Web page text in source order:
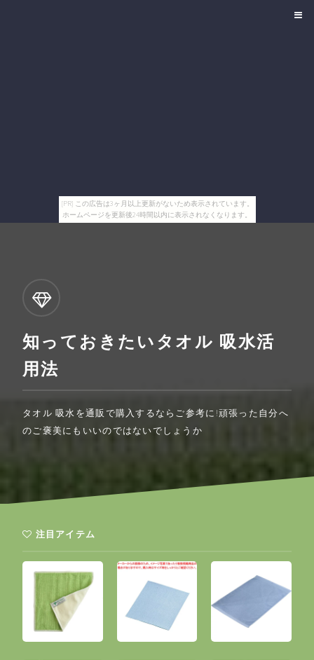
[PR] この広告は3ヶ月以上更新がないため表示されています。
ホームページを更新後24時間以内に表示されなくなります。
知っておきたいタオル 吸水活
用法
タオル 吸水を通販で購入するならご参考に!頑張った自分へ
のご褒美にもいいのではないでしょうか
注目アイテム